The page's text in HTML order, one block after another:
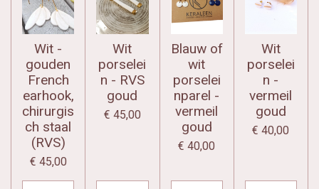
Wit -
gouden
French
earhook,
chirurgis
ch staal
(RVS)
€ 45,00
Wit
porselei
n - RVS
goud
€ 45,00
Blauw of
wit
porselei
nparel -
vermeil
goud
€ 40,00
Wit
porselei
n -
vermeil
goud
€ 40,00